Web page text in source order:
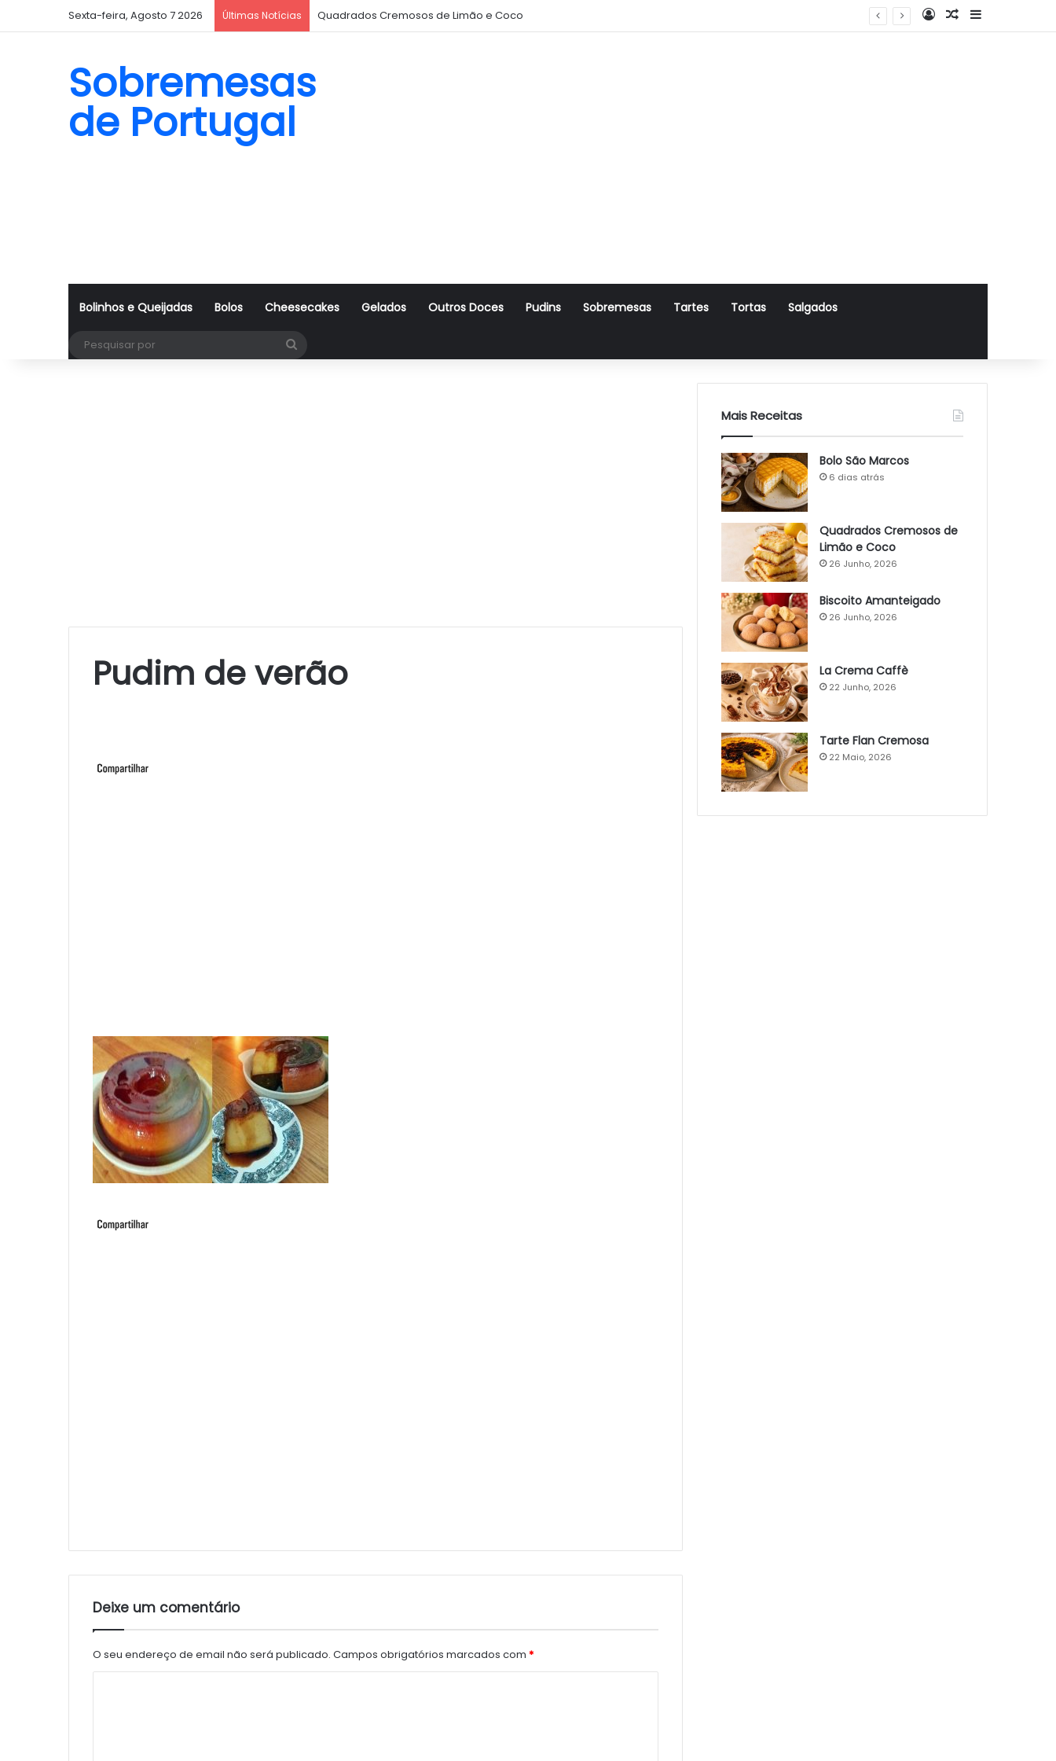
Sexta-feira, Agosto 7 2026 Últimas Notícias Quadrados Cremosos de Limão e Coco Log InArtigo Aleatório
Sidebar
Sobremesas
de Portugal
Bolinhos e Queijadas Bolos Cheesecakes Gelados Outros Doces Pudins Sobremesas Tartes Tortas Salgados
Pudim de verão
Deixe um comentário
O seu endereço de email não será publicado. Campos obrigatórios marcados com *
Mais Receitas
Bolo São Marcos
6 dias atrás
Quadrados Cremosos de
Limão e Coco
26 Junho, 2026
Biscoito Amanteigado
26 Junho, 2026
La Crema Caffè
22 Junho, 2026
Tarte Flan Cremosa
22 Maio, 2026